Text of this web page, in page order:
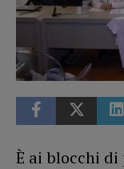
È ai blocchi di